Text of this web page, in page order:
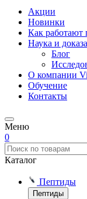
Акции
Новинки
Как работают
Наука и
Блог
О компании
Обучение
Контакты
Меню
0
Каталог
Пептиды
Пептиды